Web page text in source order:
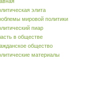
элита
мировой политики
пиар
в обществе
общество
материалы